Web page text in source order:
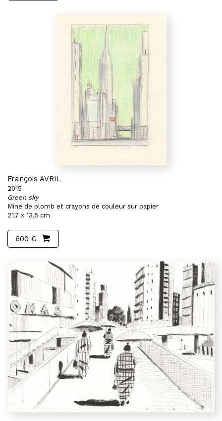
François AVRIL
2015
Green sky
Mine de plomb et crayons de couleur sur papier
21,7 x 13,5 cm
600 €